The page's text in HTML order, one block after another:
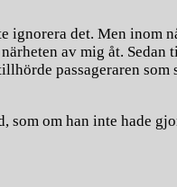
ignorera det. Men inom
av mig åt. Sedan
passageraren som
som om han inte hade